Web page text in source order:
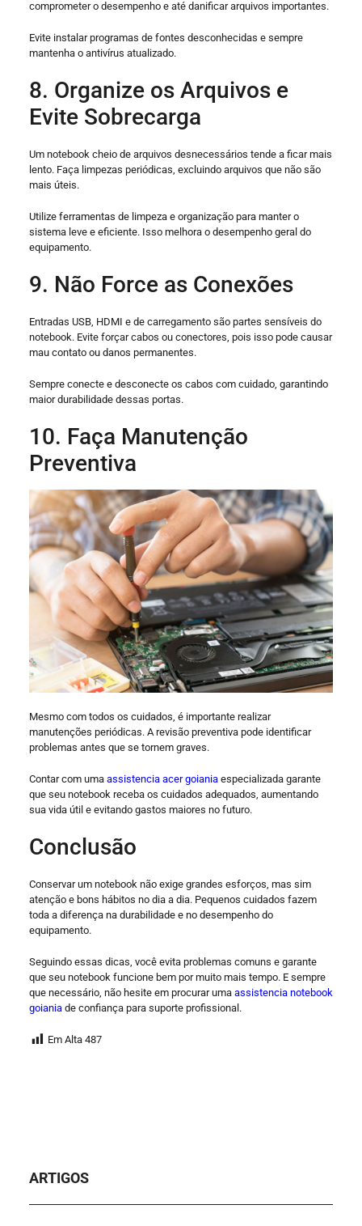
comprometer o desempenho e até danificar arquivos importantes.
Evite instalar programas de fontes desconhecidas e sempre
mantenha o antivírus atualizado.
8. Organize os Arquivos e
Evite Sobrecarga
Um notebook cheio de arquivos desnecessários tende a ficar mais
lento. Faça limpezas periódicas, excluindo arquivos que não são
mais úteis.
Utilize ferramentas de limpeza e organização para manter o
sistema leve e eficiente. Isso melhora o desempenho geral do
equipamento.
9. Não Force as Conexões
Entradas USB, HDMI e de carregamento são partes sensíveis do
notebook. Evite forçar cabos ou conectores, pois isso pode causar
mau contato ou danos permanentes.
Sempre conecte e desconecte os cabos com cuidado, garantindo
maior durabilidade dessas portas.
10. Faça Manutenção
Preventiva
Mesmo com todos os cuidados, é importante realizar
manutenções periódicas. A revisão preventiva pode identificar
problemas antes que se tornem graves.
Contar com uma assistencia acer goianiaespecializada garante
que seu notebook receba os cuidados adequados, aumentando
sua vida útil e evitando gastos maiores no futuro.
Conclusão
Conservar um notebook não exige grandes esforços, mas sim
atenção e bons hábitos no dia a dia. Pequenos cuidados fazem
toda a diferença na durabilidade e no desempenho do
equipamento.
Seguindo essas dicas, você evita problemas comuns e garante
que seu notebook funcione bem por muito mais tempo. E sempre
que necessário, não hesite em procurar uma assistencia notebook
goianiade confiança para suporte profissional.
Em Alta 487
ARTIGOS